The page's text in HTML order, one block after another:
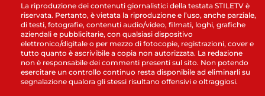
La riproduzione dei contenuti giornalistici della testata STILETV è
riservata. Pertanto, è vietata la riproduzione e l’uso, anche parziale,
di testi, fotografie, contenuti audio/video, filmati, loghi, grafiche
aziendali e pubblicitarie, con qualsiasi dispositivo
elettronico/digitale o per mezzo di fotocopie, registrazioni, cover e
tutto quanto è ascrivibile a copia non autorizzata. La redazione
non è responsabile dei commenti presenti sul sito. Non potendo
esercitare un controllo continuo resta disponibile ad eliminarli su
segnalazione qualora gli stessi risultano offensivi e oltraggiosi.